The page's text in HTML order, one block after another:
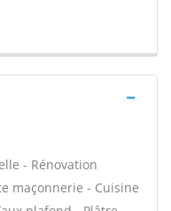
- Rénovation
maçonnerie - Cuisine